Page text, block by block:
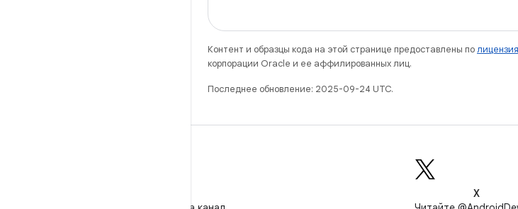
Контент и образцы кода на этой странице предоставлены по
корпорации Oracle и ее аффилированных лиц.
Последнее обновление: 2025-09-24 UTC.
X